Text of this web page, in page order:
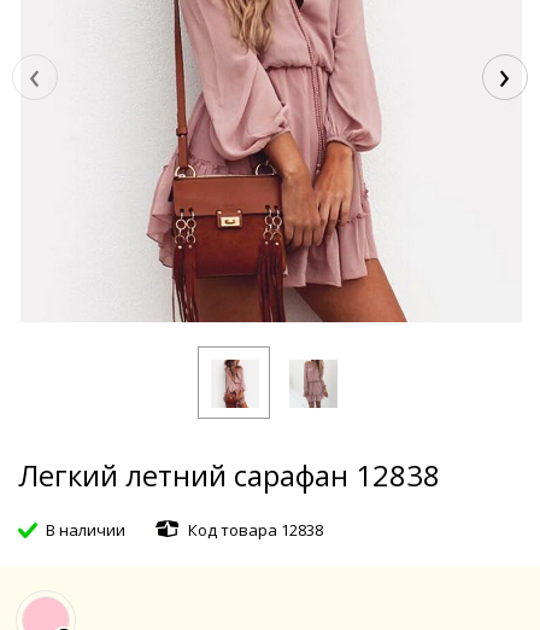
‹ ›
Легкий летний сарафан 12838
В наличии Код товара 12838